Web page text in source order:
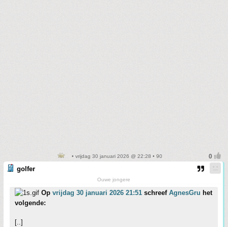
• vrijdag 30 januari 2026 @ 22:28 • 90
golfer
Ouwe jongere
Op vrijdag 30 januari 2026 21:51 schreef AgnesGru het
volgende:
[..]